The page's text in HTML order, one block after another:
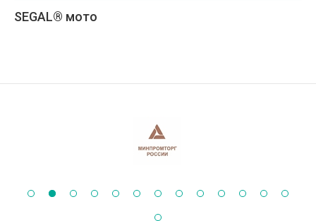
SEGAL® мото